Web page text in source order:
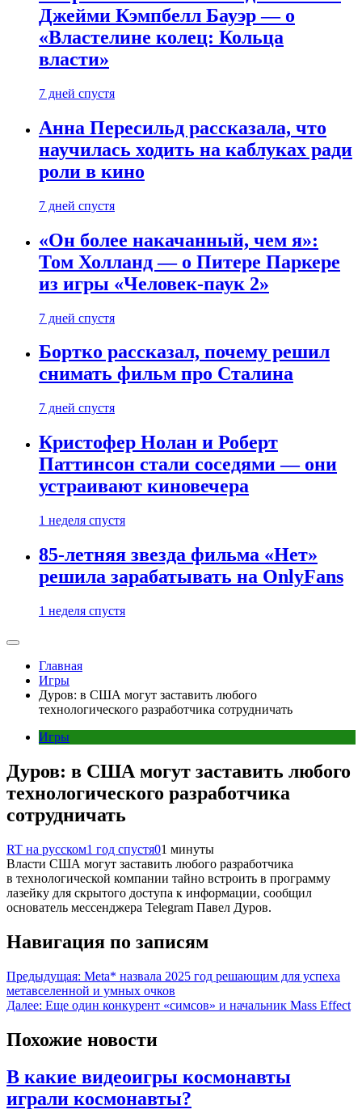
Джейми Кэмпбелл Бауэр — о
«Властелине колец: Кольца
власти»
7 дней спустя
Анна Пересильд рассказала, что
научилась ходить на каблуках ради
роли в кино
7 дней спустя
«Он более накачанный, чем я»:
Том Холланд — о Питере Паркере
из игры «Человек-паук 2»
7 дней спустя
Бортко рассказал, почему решил
снимать фильм про Сталина
7 дней спустя
Кристофер Нолан и Роберт
Паттинсон стали соседями — они
устраивают киновечера
1 неделя спустя
85-летняя звезда фильма «Нет»
решила зарабатывать на OnlyFans
1 неделя спустя
Главная
Игры
Дуров: в США могут заставить любого
технологического разработчика сотрудничать
Игры
Дуров: в США могут заставить любого
технологического разработчика
сотрудничать
RT на русском1 год спустя01 минуты
Власти США могут заставить любого разработчика
в технологической компании тайно встроить в программу
лазейку для скрытого доступа к информации, сообщил
основатель мессенджера Telegram Павел Дуров.
Навигация по записям
Предыдущая: Meta* назвала 2025 год решающим для успеха
метавселенной и умных очков
Далее: Еще один конкурент «симсов» и начальник Mass Effect
Похожие новости
В какие видеоигры космонавты
играли космонавты?